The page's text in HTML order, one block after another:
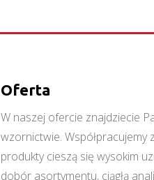
Oferta
W naszej ofercie znajdziecie
wzornictwie. Współpracujemy
produkty cieszą się wysokim
dobór asortymentu, ciągłą